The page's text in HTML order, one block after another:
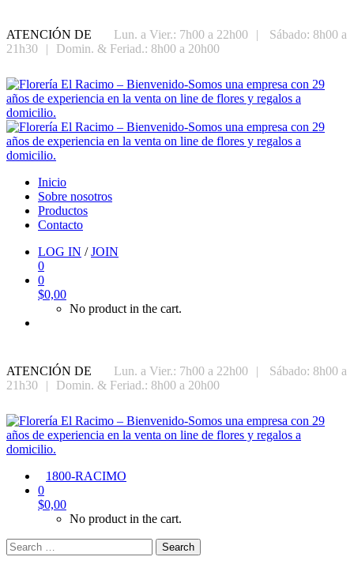
ATENCIÓN DE Lun. a Vier.: 7h00 a 22h00 |
Sábado: 8h00 a
21h30
| Domin. & Feriad.: 8h00 a 20h00
Inicio
Sobre nosotros
Productos
Contacto
LOG IN /JOIN
0
0
$0,00
No product in the cart.
ATENCIÓN DE Lun. a Vier.: 7h00 a 22h00 |
Sábado: 8h00 a
21h30
| Domin. & Feriad.: 8h00 a 20h00
1800-RACIMO
0
$0,00
No product in the cart.
Search